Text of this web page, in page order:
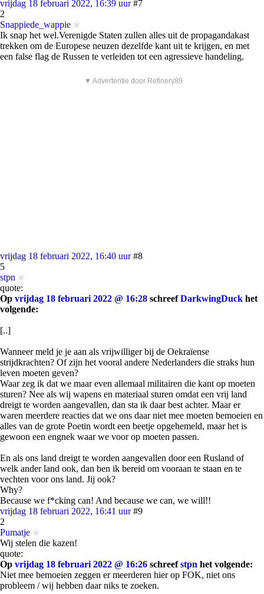
vrijdag 18 februari 2022, 16:39 uur #7
2
Snappiede_wappie
Ik snap het wel.Verenigde Staten zullen alles uit de propagandakast
trekken om de Europese neuzen dezelfde kant uit te krijgen, en met
een false flag de Russen te verleiden tot een agressieve handeling.
▼ Advertentie door Refinery89
vrijdag 18 februari 2022, 16:40 uur #8
5
stpn
quote:
Op vrijdag 18 februari 2022 @ 16:28 schreefDarkwingDuck het
volgende:
[..]
Wanneer meld je je aan als vrijwilliger bij de Oekraïense
strijdkrachten? Of zijn het vooral andere Nederlanders die straks hun
leven moeten geven?
Waar zeg ik dat we maar even allemaal militairen die kant op moeten
sturen? Nee als wij wapens en materiaal sturen omdat een vrij land
dreigt te worden aangevallen, dan sta ik daar best achter. Maar er
waren meerdere reacties dat we ons daar niet mee moeten bemoeien en
alles van de grote Poetin wordt een beetje opgehemeld, maar het is
gewoon een engnek waar we voor op moeten passen.
En als ons land dreigt te worden aangevallen door een Rusland of
welk ander land ook, dan ben ik bereid om vooraan te staan en te
vechten voor ons land. Jij ook?
Why?
Because we f*cking can! And because we can, we will!!
vrijdag 18 februari 2022, 16:41 uur #9
2
Pumatje
Wij stelen die kazen!
quote:
Op vrijdag 18 februari 2022 @ 16:26 schreefstpn het volgende:
Niet mee bemoeien zeggen er meerderen hier op FOK, niet ons
probleem / wij hebben daar niks te zoeken.